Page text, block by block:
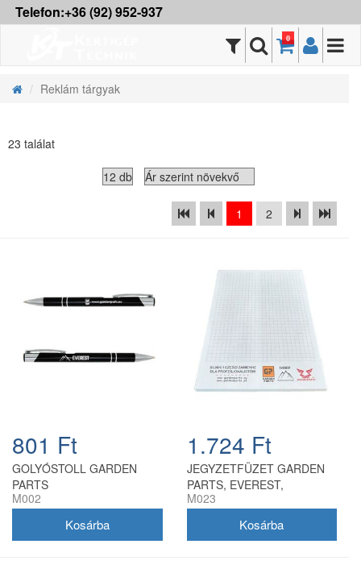
Telefon:+36 (92) 952-937
0
Reklám tárgyak
23 találat
1 2
801 Ft
GOLYÓSTOLL GARDEN
PARTS
M002
1.724 Ft
JEGYZETFÜZET GARDEN
PARTS, EVEREST,
ZONGSHEN
M023